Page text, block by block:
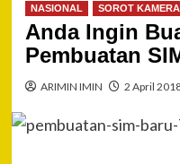
NASIONAL SOROT KAMERA
Anda Ingin
Pembuatan
ARIMIN IMIN 2 April